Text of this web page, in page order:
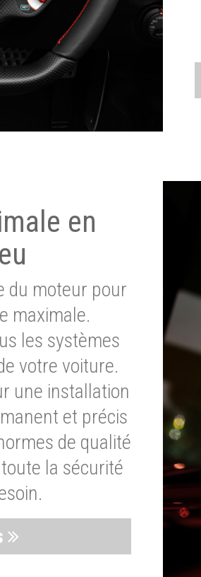
en
du moteur pour
maximale.
les systèmes
votre voiture.
une installation
et précis
de qualité
la sécurité